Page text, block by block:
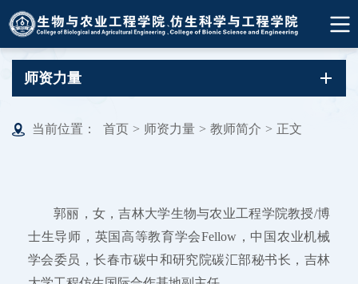
师资力量
当前位置： 首页 > 师资力量 > 教师简介 > 正文
郭丽，女，吉林大学生物与农业工程学院教授/博
士生导师，英国高等教育学会Fellow，中国农业机械
学会委员，长春市碳中和研究院碳汇部秘书长，吉林